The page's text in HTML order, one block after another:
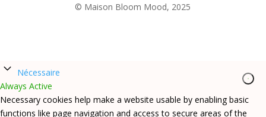
© Maison Bloom Mood, 2025
Nécessaire
Always Active
Necessary cookies help make a website usable by enabling basic
functions like page navigation and access to secure areas of the